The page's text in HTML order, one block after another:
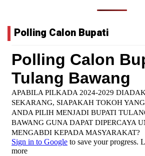
Polling Calon Bupati